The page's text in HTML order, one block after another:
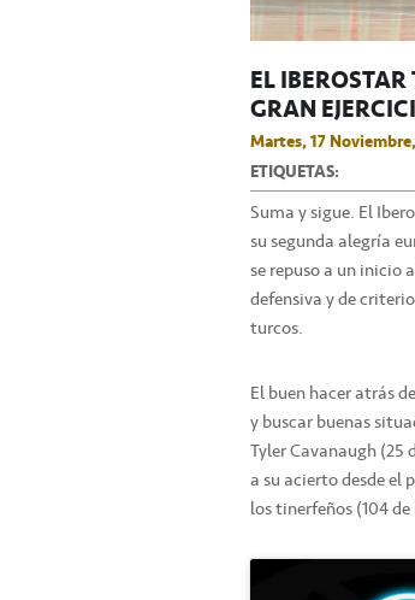
EL
GRAN
Martes, 17
ETIQUETAS:
Suma y sigue. El
su segunda alegría
se repuso a un inicio
defensiva y de
turcos.
El buen hacer atrás
y buscar buenas
Tyler Cavanaugh
a su acierto desde
los tinerfeños (104